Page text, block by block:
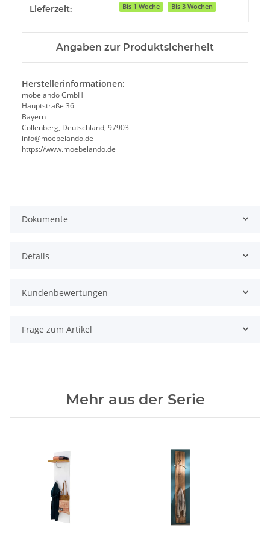
Produkteigenschaft
Wert
Lieferzeit: Bis 1 Woche Bis 3 Wochen
Angaben zur Produktsicherheit
Herstellerinformationen:
möbelando GmbH
Hauptstraße 36
Bayern
Collenberg, Deutschland, 97903
info@moebelando.de
https://www.moebelando.de
Dokumente
Details
Kundenbewertungen
Frage zum Artikel
Mehr aus der Serie